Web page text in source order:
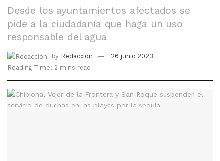
Desde los ayuntamientos afectados se
pide a la ciudadanía que haga un uso
responsable del agua
by Redacción
26 junio 2023
Reading Time: 2 mins read